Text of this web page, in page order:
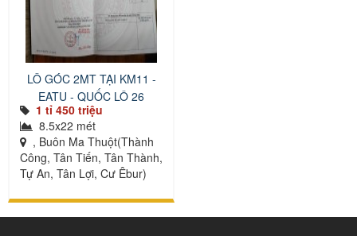
LÔ GÓC 2MT TẠI KM11 -
EATU - QUỐC LỘ 26
1 tỉ 450 triệu
8.5x22 mét
, Buôn Ma Thuột(Thành
Công, Tân Tiến, Tân Thành,
Tự An, Tân Lợi, Cư Êbur)